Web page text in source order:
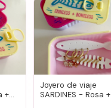
+
Joyero de viaje
SARDINES - Rosa +